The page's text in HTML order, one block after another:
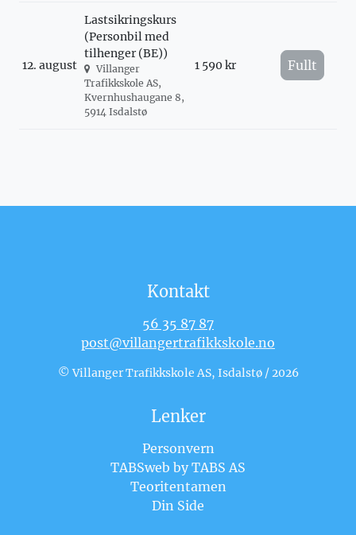
12. august
Lastsikringskurs
(Personbil med
tilhenger (BE))
Villanger
Trafikkskole AS,
Kvernhushaugane 8,
5914 Isdalstø
1 590 kr Fullt
Kontakt
56 35 87 87
post@villangertrafikkskole.no
© Villanger Trafikkskole AS, Isdalstø / 2026
Lenker
Personvern
TABSweb by TABS AS
Teoritentamen
Din Side